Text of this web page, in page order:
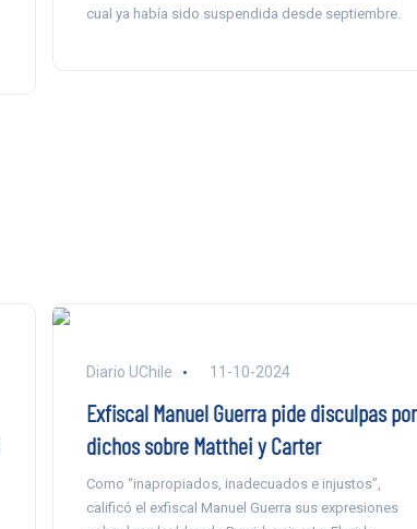
cual ya había sido suspendida desde septiembre.
Diario UChile 11-10-2024
Exfiscal Manuel Guerra pide disculpas por
dichos sobre Matthei y Carter
Como “inapropiados, inadecuados e injustos”,
calificó el exfiscal Manuel Guerra sus expresiones